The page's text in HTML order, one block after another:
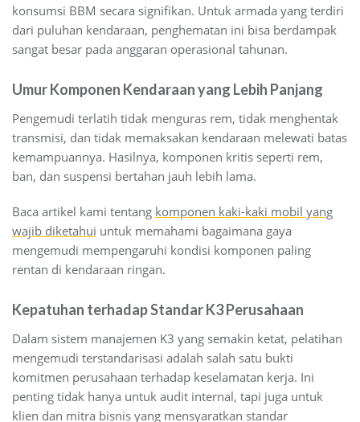
konsumsi BBM secara signifikan. Untuk armada yang terdiri
dari puluhan kendaraan, penghematan ini bisa berdampak
sangat besar pada anggaran operasional tahunan.
Umur Komponen Kendaraan yang Lebih Panjang
Pengemudi terlatih tidak menguras rem, tidak menghentak
transmisi, dan tidak memaksakan kendaraan melewati batas
kemampuannya. Hasilnya, komponen kritis seperti rem,
ban, dan suspensi bertahan jauh lebih lama.
Baca artikel kami tentang komponen kaki-kaki mobil yang
wajib diketahui untuk memahami bagaimana gaya
mengemudi mempengaruhi kondisi komponen paling
rentan di kendaraan ringan.
Kepatuhan terhadap Standar K3 Perusahaan
Dalam sistem manajemen K3 yang semakin ketat, pelatihan
mengemudi terstandarisasi adalah salah satu bukti
komitmen perusahaan terhadap keselamatan kerja. Ini
penting tidak hanya untuk audit internal, tapi juga untuk
klien dan mitra bisnis yang mensyaratkan standar